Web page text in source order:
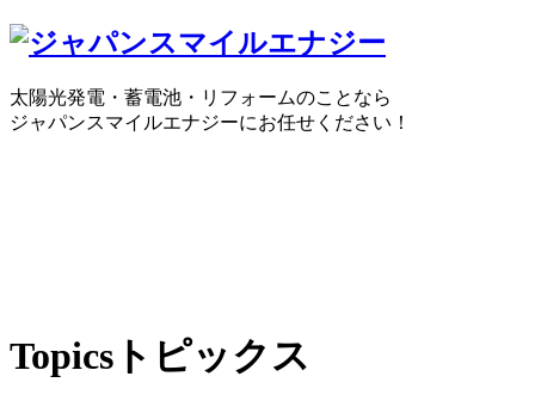
太陽光発電・蓄電池・リフォームのことなら
ジャパンスマイルエナジーにお任せください！
Topics トピックス